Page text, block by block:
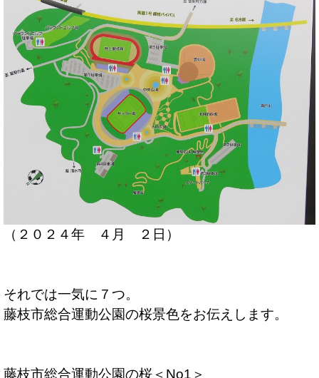
（２０２４年 ４月 ２日）
それでは一気に７つ。
藤枝市総合運動公園の桜景色をお伝えします。
藤枝市総合運動公園の桜＜No1＞